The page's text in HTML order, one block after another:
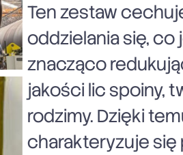
Ten zestaw
oddzielania się,
znacząco
jakości lic spoiny,
rodzimy. Dzięki
charakteryzuje się